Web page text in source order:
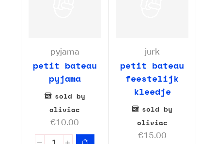
pyjama
petit bateau
pyjama
sold by
oliviac
€10.00
jurk
petit bateau
feestelijk
kleedje
sold by
oliviac
€15.00